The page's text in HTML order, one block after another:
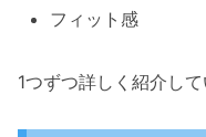
フィット感
1つずつ詳しく紹介して